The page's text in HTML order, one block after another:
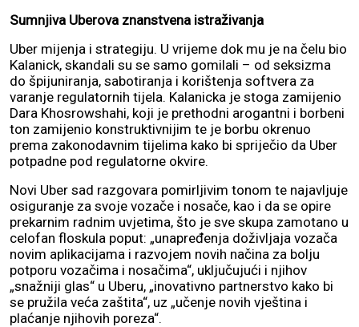
Sumnjiva Uberova znanstvena istraživanja
Uber mijenja i strategiju. U vrijeme dok mu je na čelu bio
Kalanick, skandali su se samo gomilali – od seksizma
do špijuniranja, sabotiranja i korištenja softvera za
varanje regulatornih tijela. Kalanicka je stoga zamijenio
Dara Khosrowshahi, koji je prethodni arogantni i borbeni
ton zamijenio konstruktivnijim te je borbu okrenuo
prema zakonodavnim tijelima kako bi spriječio da Uber
potpadne pod regulatorne okvire.
Novi Uber sad razgovara pomirljivim tonom te najavljuje
osiguranje za svoje vozače i nosače, kao i da se opire
prekarnim radnim uvjetima, što je sve skupa zamotano u
celofan floskula poput: „unapređenja doživljaja vozača
novim aplikacijama i razvojem novih načina za bolju
potporu vozačima i nosačima“, uključujući i njihov
„snažniji glas“ u Uberu, „inovativno partnerstvo kako bi
se pružila veća zaštita“, uz „učenje novih vještina i
plaćanje njihovih poreza“.